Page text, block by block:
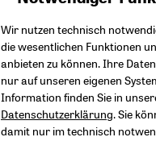
Deutsch English
Wir nutzen technisch
die wesentlichen Funktionen
anbieten zu können. Ihre
nur auf unseren eigenen
Information finden Sie in
Datenschutzerklärung. Sie
damit nur im technisch